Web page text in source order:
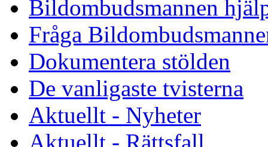
Bildombudsmannen
Fråga
Dokumentera stölden
De vanligaste tvisterna
Aktuellt - Nyheter